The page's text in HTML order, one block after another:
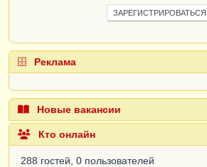
ЗАРЕГИСТРИРОВАТЬСЯ
Реклама
Новые вакансии
Кто онлайн
288 гостей, 0 пользователей